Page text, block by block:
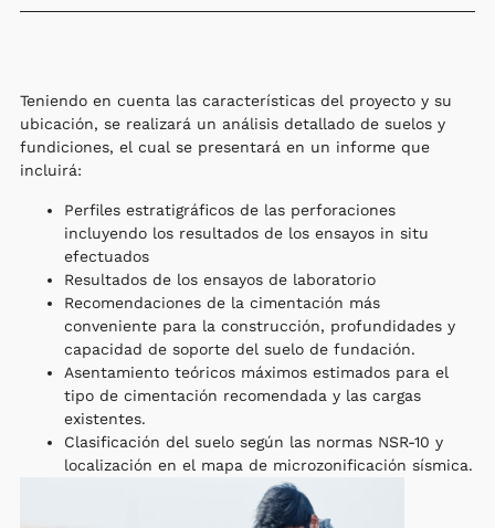
Teniendo en cuenta las características del proyecto y su
ubicación, se realizará un análisis detallado de suelos y
fundiciones, el cual se presentará en un informe que
incluirá:
Perfiles estratigráficos de las perforaciones
incluyendo los resultados de los ensayos in situ
efectuados
Resultados de los ensayos de laboratorio
Recomendaciones de la cimentación más
conveniente para la construcción, profundidades y
capacidad de soporte del suelo de fundación.
Asentamiento teóricos máximos estimados para el
tipo de cimentación recomendada y las cargas
existentes.
Clasificación del suelo según las normas NSR-10 y
localización en el mapa de microzonificación sísmica.